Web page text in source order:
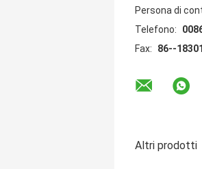
Persona di
Telefono:
Fax:
86--
Altri prodotti